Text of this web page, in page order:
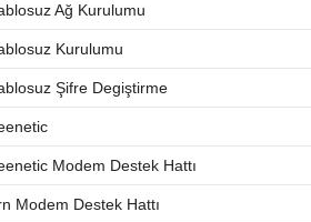
Ağ Kurulumu
Kurulumu
Şifre Degiştirme
Modem Destek Hattı
Modem Destek Hattı